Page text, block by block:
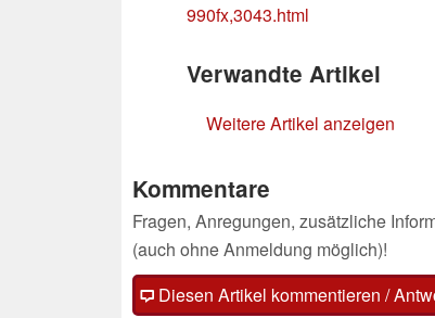
990fx,3043.html
Verwandte Artikel
Weitere Artikel anzeigen
Kommentare
Fragen, Anregungen, zusätzliche
(auch ohne Anmeldung möglich)!
Diesen Artikel kommentieren /